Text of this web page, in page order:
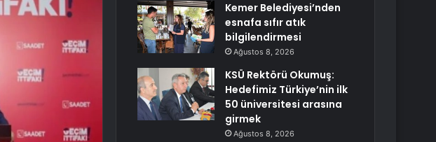
Kemer Belediyesi’nden
esnafa sıfır atık
bilgilendirmesi
Ağustos 8, 2026
KSÜ Rektörü Okumuş:
Hedefimiz Türkiye’nin ilk
50 üniversitesi arasına
girmek
Ağustos 8, 2026